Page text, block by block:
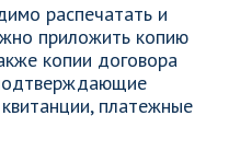
распечатать и
приложить копию
копии договора
платежные